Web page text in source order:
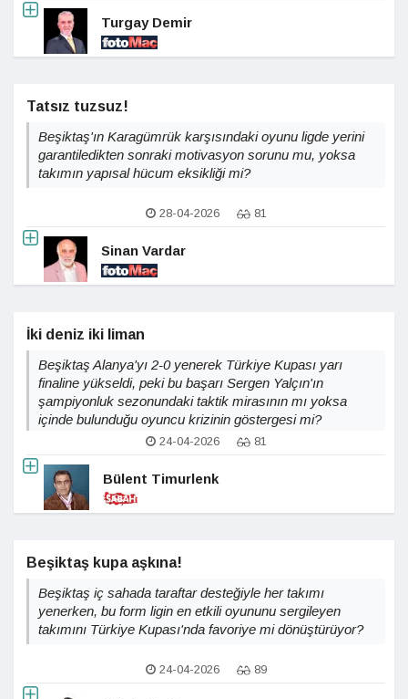
Turgay Demir
Tatsız tuzsuz!
Beşiktaş'ın Karagümrük karşısındaki oyunu ligde yerini
garantiledikten sonraki motivasyon sorunu mu, yoksa
takımın yapısal hücum eksikliği mi?
28-04-2026 81
Sinan Vardar
İki deniz iki liman
Beşiktaş Alanya'yı 2-0 yenerek Türkiye Kupası yarı
finaline yükseldi, peki bu başarı Sergen Yalçın'ın
şampiyonluk sezonundaki taktik mirasının mı yoksa
içinde bulunduğu oyuncu krizinin göstergesi mi?
24-04-2026 81
Bülent Timurlenk
Beşiktaş kupa aşkına!
Beşiktaş iç sahada taraftar desteğiyle her takımı
yenerken, bu form ligin en etkili oyununu sergileyen
takımını Türkiye Kupası'nda favoriye mi dönüştürüyor?
24-04-2026 89